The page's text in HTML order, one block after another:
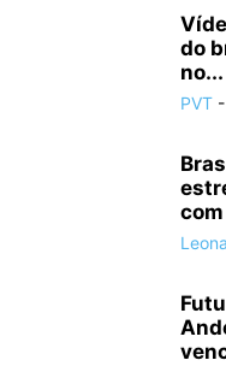
do
no...
PVT -